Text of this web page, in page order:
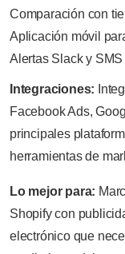
Comparación con
Aplicación móvil
Alertas Slack y
Integraciones:
Facebook Ads,
principales
herramientas de
Lo mejor para:
Shopify con
electrónico que